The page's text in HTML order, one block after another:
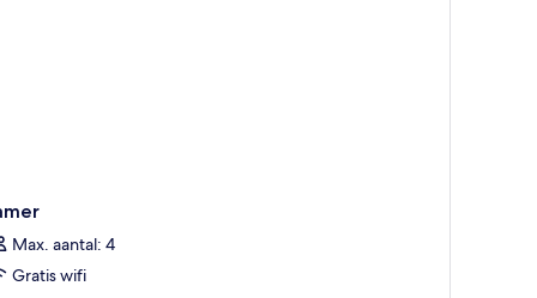
Max. aantal: 4
Gratis wifi